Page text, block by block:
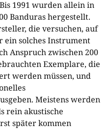
1991 wurden allein in
Banduras hergestellt.
die versuchen, auf
ein solches Instrument
Anspruch zwischen 200
Exemplare, die
werden müssen, und
Meistens werden
rein akustische
später kommen